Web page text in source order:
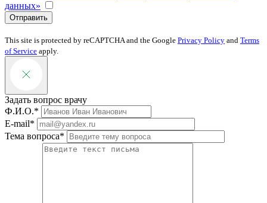
данных»
Отправить
This site is protected by reCAPTCHA and the Google Privacy Policy and Terms
of Service apply.
Задать вопрос врачу
Ф.И.О.*
E-mail*
Тема вопроса*